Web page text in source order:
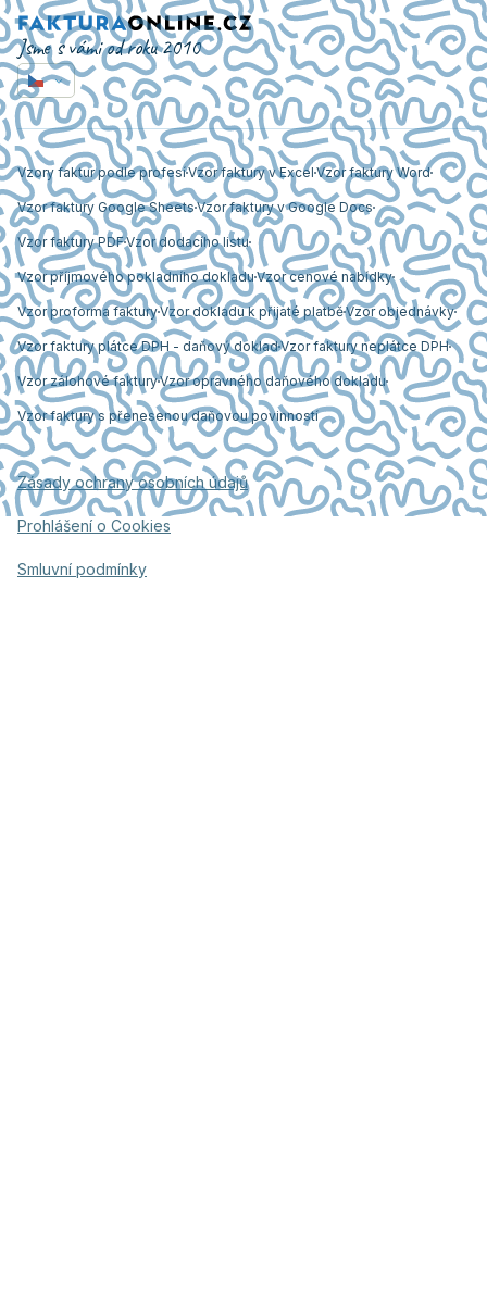
Jsme s vámi od roku 2010
Vzory faktur podle profesíVzor faktury v Excel Vzor faktury Word
Vzor faktury Google Sheets Vzor faktury v Google Docs
Vzor faktury PDFVzor dodacího listu
Vzor příjmového pokladního dokladu Vzor cenové nabídky
Vzor proforma fakturyVzor dokladu k přijaté platběVzor objednávky
Vzor faktury plátce DPH - daňový dokladVzor faktury neplátce DPH
Vzor zálohové fakturyVzor opravného daňového dokladu
Vzor faktury s přenesenou daňovou povinností
Zásady ochrany osobních údajů
Prohlášení o Cookies
Smluvní podmínky